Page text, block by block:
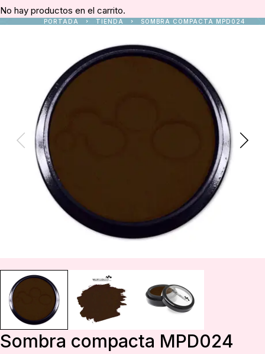
No hay productos en el carrito.
PORTADA TIENDA SOMBRA COMPACTA MPD024
Sombra compacta MPD024